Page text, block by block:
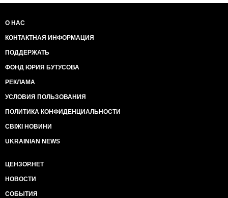
О НАС
КОНТАКТНАЯ ИНФОРМАЦИЯ
ПОДДЕРЖАТЬ
ФОНД ЮРИЯ БУТУСОВА
РЕКЛАМА
УСЛОВИЯ ПОЛЬЗОВАНИЯ
ПОЛИТИКА КОНФИДЕНЦИАЛЬНОСТИ
СВІЖІ НОВИНИ
UKRAINIAN NEWS
ЦЕНЗОР.НЕТ
НОВОСТИ
СОБЫТИЯ